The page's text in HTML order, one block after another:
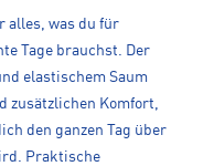
alles, was du für
Tage brauchst. Der
elastischem Saum
zusätzlichen Komfort,
den ganzen Tag über
Praktische